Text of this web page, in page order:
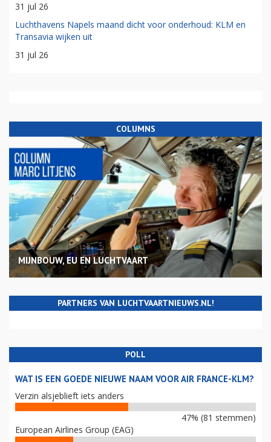
31 jul 26
Luchthavens Napels maand dicht voor onderhoud: KLM en
Transavia wijken uit
31 jul 26
COLUMNS
MIJNBOUW, EU EN LUCHTVAART
PARTNERS VAN LUCHTVAARTNIEUWS.NL!
POLL
WAT IS EEN GOEDE NIEUWE NAAM VOOR AIR FRANCE-KLM?
Verzin alsjeblieft iets anders
47% (81 stemmen)
European Airlines Group (EAG)